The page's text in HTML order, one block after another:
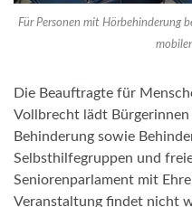
Für Personen mit Hörbehinderung
Die Beauftragte für
Vollbrecht lädt
Behinderung sowie
Selbsthilfegruppen und
Seniorenparlament mit
Veranstaltung findet nicht